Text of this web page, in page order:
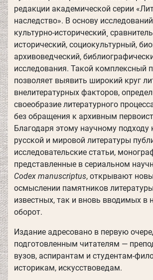
редакции академической серии
наследство». В основу
культурно-исторический¸
исторический, социокультурный,
архивоведческий,
исследования. Такой комплексный
позволяет выявить широкий круг
внелитературных факторов,
своеобразие литературного
без обращения к архивным
Благодаря этому научному подходу
русской и мировой литературы
исследовательские статьи,
представленные в сериальном
Codex manuscriptus, открывают
осмыслении памятников
известных, так и вновь вводимых в
оборот.
Издание адресовано в первую
подготовленным читателям —
вузов, аспирантам и студентам-
историкам, искусствоведам.